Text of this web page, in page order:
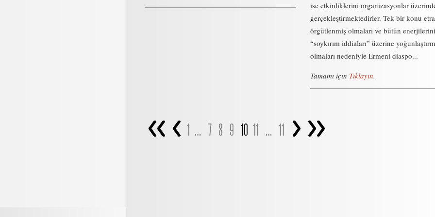
ise etkinliklerini organizasyonlar
gerçekleştirmektedirler. Tek bir konu
örgütlenmiş olmaları ve bütün enerjilerini
“soykırım iddiaları” üzerine
olmaları nedeniyle Ermeni diaspo...
Tamamı için Tıklayın.
<<< 1 … 7 8 9 10 11 … 11 >>>